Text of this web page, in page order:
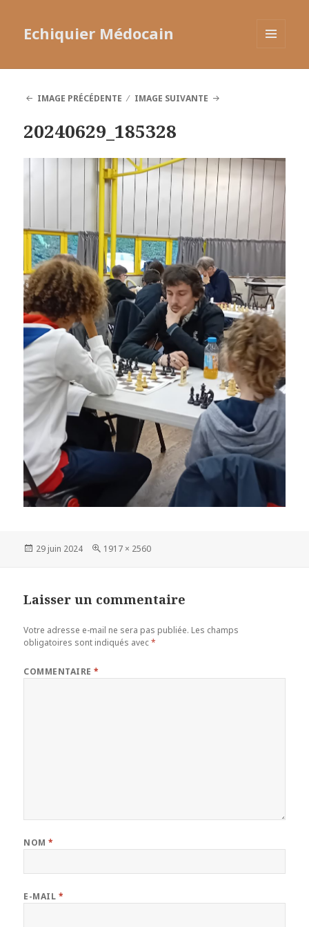
Echiquier Médocain
IMAGE PRÉCÉDENTE
IMAGE SUIVANTE
20240629_185328
Publié
29 juin 2024
Taille
1917 × 2560
Laisser un commentaire
Votre adresse e-mail ne sera pas publiée. Les champs
obligatoires sont indiqués avec*
COMMENTAIRE*
NOM*
E-MAIL *